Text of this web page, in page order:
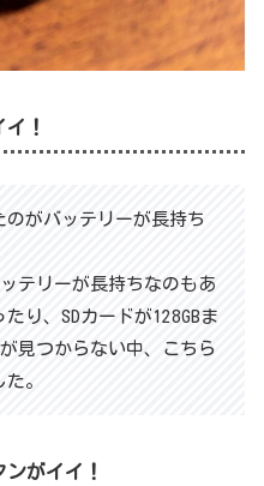
！
がバッテリーが長持ち
テリーが長持ちなのもあ
り、SDカードが128GBま
見つからない中、こちら
。
がイイ！